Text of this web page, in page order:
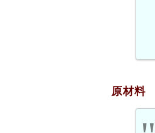
原材料